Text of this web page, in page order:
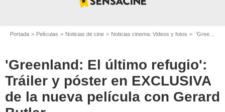
Portada Películas Noticias de cine Noticias cinema: Videos y fotos 'Greenland: El último refugio': Tráiler y póster en EXCLUSIVA de la nueva película con Gerard Butler
'Greenland: El último refugio':
Tráiler y póster en EXCLUSIVA
de la nueva película con Gerard